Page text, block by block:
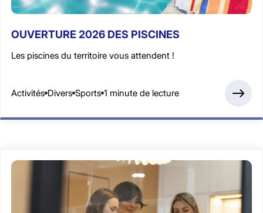
OUVERTURE 2026 DES PISCINES
Les piscines du territoire vous attendent !
Activités Divers Sports 1 minute de lecture